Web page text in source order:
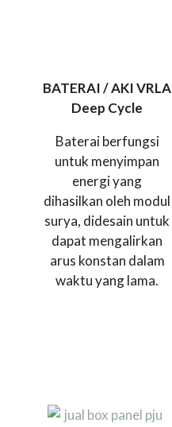
BATERAI / AKI VRLA
Deep Cycle
Baterai berfungsi
untuk menyimpan
energi yang
dihasilkan oleh modul
surya, didesain untuk
dapat mengalirkan
arus konstan dalam
waktu yang lama.